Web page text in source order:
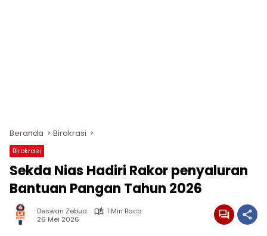
Beranda Birokrasi
Birokrasi
Sekda Nias Hadiri Rakor penyaluran
Bantuan Pangan Tahun 2026
Deswan Zebua
1 Min Baca
26 Mei 2026